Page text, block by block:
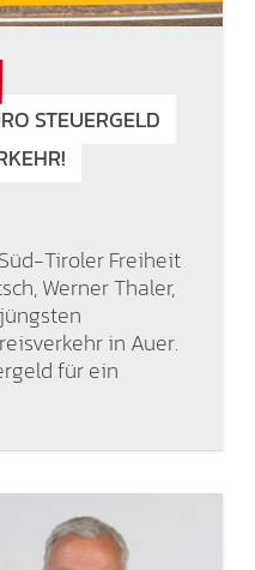
STEUERGELD
Tiroler Freiheit
Werner Thaler,
in Auer.
für ein